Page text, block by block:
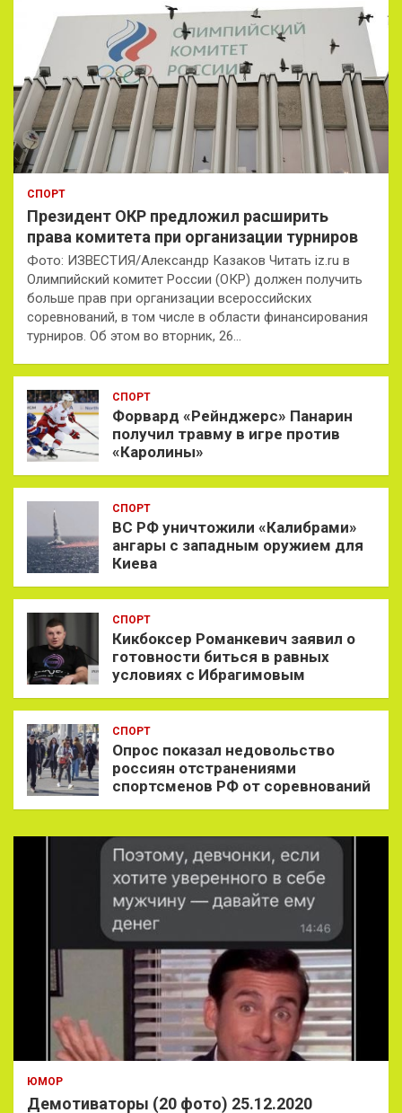
СПОРТ
Президент ОКР предложил расширить
права комитета при организации турниров
Фото: ИЗВЕСТИЯ/Александр Казаков Читать iz.ru в
Олимпийский комитет России (ОКР) должен получить
больше прав при организации всероссийских
соревнований, в том числе в области финансирования
турниров. Об этом во вторник, 26…
СПОРТ
Форвард «Рейнджерс» Панарин
получил травму в игре против
«Каролины»
СПОРТ
ВС РФ уничтожили «Калибрами»
ангары с западным оружием для
Киева
СПОРТ
Кикбоксер Романкевич заявил о
готовности биться в равных
условиях с Ибрагимовым
СПОРТ
Опрос показал недовольство
россиян отстранениями
спортсменов РФ от соревнований
ЮМОР
Демотиваторы (20 фото) 25.12.2020